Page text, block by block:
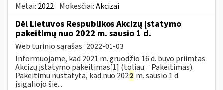
Metai: 2022 Mokesčiai:Akcizai
Dėl Lietuvos Respublikos Akcizų įstatymo
pakeitimų nuo 2022 m. sausio 1 d.
Web turinio sąrašas 2022-01-03
Informuojame, kad 2021 m. gruodžio 16 d. buvo priimtas
Akcizų įstatymo pakeitimas[1] (toliau − Pakeitimas).
Pakeitimu nustatyta, kad nuo 2022 m. sausio 1 d.
įsigaliojo šie...